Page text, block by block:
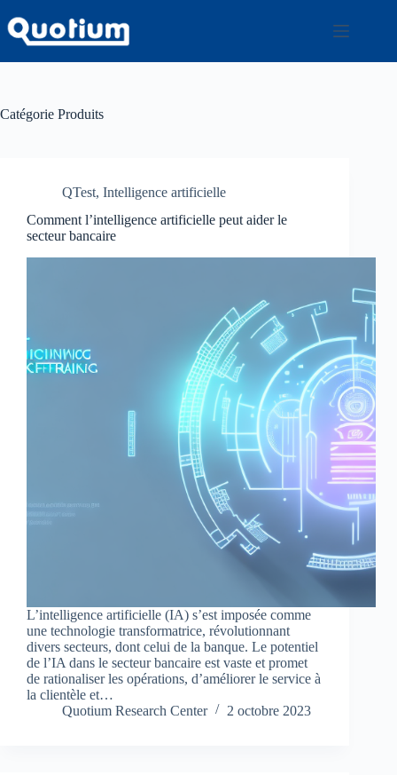
au
contenu
Catégorie Produits
QTest, Intelligence artificielle
Comment l’intelligence artificielle peut aider le
secteur bancaire
L’intelligence artificielle (IA) s’est imposée comme
une technologie transformatrice, révolutionnant
divers secteurs, dont celui de la banque. Le potentiel
de l’IA dans le secteur bancaire est vaste et promet
de rationaliser les opérations, d’améliorer le service à
la clientèle et…
Quotium Research Center
2 octobre 2023